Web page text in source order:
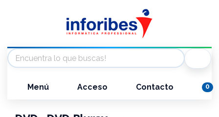
Menú Acceso Contacto 0